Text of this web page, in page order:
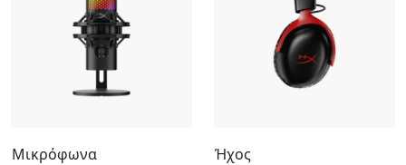
Μικρόφωνα Ήχος